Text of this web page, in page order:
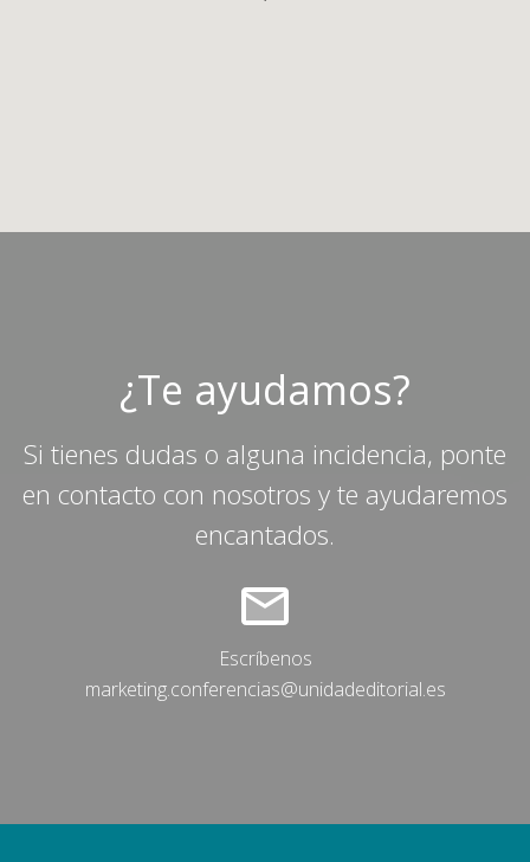
¿Te ayudamos?
Si tienes dudas o alguna incidencia, ponte
en contacto con nosotros y te ayudaremos
encantados.
Escríbenos
marketing.conferencias@unidadeditorial.es